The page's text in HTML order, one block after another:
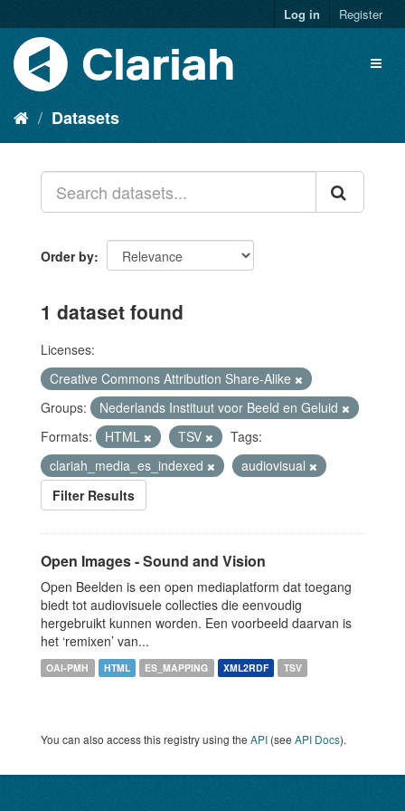
Log in Register
Datasets
Order by
1 dataset found
Licenses:
Creative Commons Attribution Share-Alike
Groups:
Nederlands Instituut voor Beeld en Geluid
Formats:
HTML TSV
Tags:
clariah_media_es_indexed
audiovisual
Filter Results
Open Images - Sound and Vision
Open Beelden is een open mediaplatform dat toegang
biedt tot audiovisuele collecties die eenvoudig
hergebruikt kunnen worden. Een voorbeeld daarvan is
het ‘remixen’ van...
OAI-PMH HTML ES_MAPPING XML2RDF TSV
You can also access this registry using the API (see API Docs).